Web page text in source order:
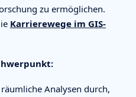
zu ermöglichen.
Karrierewege im GIS-
Analysen durch,